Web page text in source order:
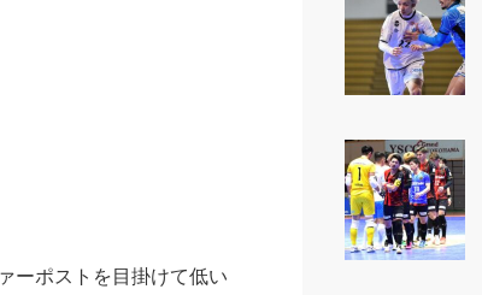
ーポストを目掛けて低い